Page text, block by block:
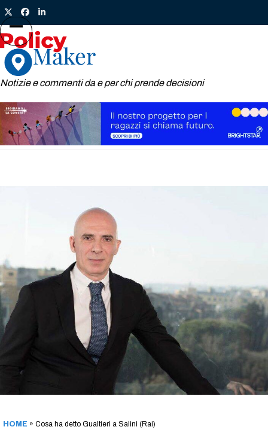
Skip
to
content
TwitterFacebook
LinkedIn
Notizie e commenti da e per chi prende decisioni
Open
mobile
menu
Close
mobile
menu
HOME » Cosa ha detto Gualtieri a Salini (Rai)